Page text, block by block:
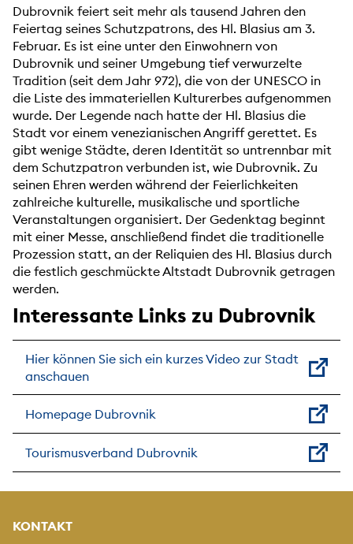
Dubrovnik feiert seit mehr als tausend Jahren den
Feiertag seines Schutzpatrons, des Hl. Blasius am 3.
Februar. Es ist eine unter den Einwohnern von
Dubrovnik und seiner Umgebung tief verwurzelte
Tradition (seit dem Jahr 972), die von der UNESCO in
die Liste des immateriellen Kulturerbes aufgenommen
wurde. Der Legende nach hatte der Hl. Blasius die
Stadt vor einem venezianischen Angriff gerettet. Es
gibt wenige Städte, deren Identität so untrennbar mit
dem Schutzpatron verbunden ist, wie Dubrovnik. Zu
seinen Ehren werden während der Feierlichkeiten
zahlreiche kulturelle, musikalische und sportliche
Veranstaltungen organisiert. Der Gedenktag beginnt
mit einer Messe, anschließend findet die traditionelle
Prozession statt, an der Reliquien des Hl. Blasius durch
die festlich geschmückte Altstadt Dubrovnik getragen
werden.
Interessante Links zu Dubrovnik
Hier können Sie sich ein kurzes Video zur Stadt
anschauen
Homepage Dubrovnik
Tourismusverband Dubrovnik
KONTAKT